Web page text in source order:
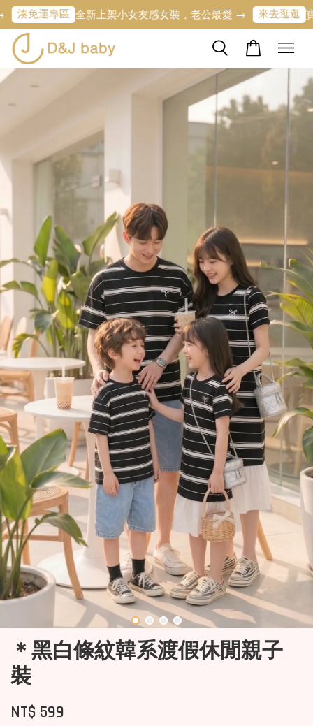
專區 全新上架小女友感女裝，老公最愛 → 來去逛逛 寶寶的第
＊黑白條紋韓系渡假休閒親子
裝
NT$ 599